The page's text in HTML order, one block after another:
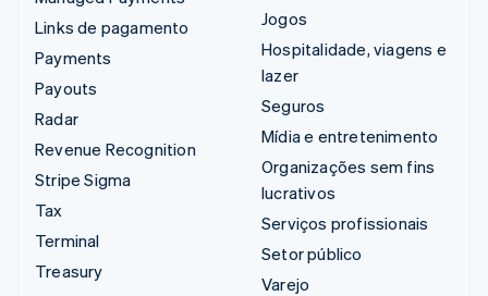
Links de pagamento
Payments
Payouts
Radar
Revenue Recognition
Stripe Sigma
Tax
Terminal
Treasury
Jogos
Hospitalidade, viagens e
lazer
Seguros
Mídia e entretenimento
Organizações sem fins
lucrativos
Serviços profissionais
Setor público
Varejo